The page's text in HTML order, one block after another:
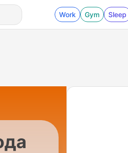
Work Gym Sleep